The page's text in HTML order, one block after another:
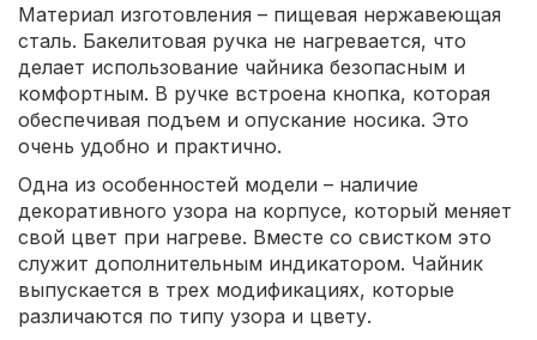
Материал изготовления – пищевая нержавеющая
сталь. Бакелитовая ручка не нагревается, что
делает использование чайника безопасным и
комфортным. В ручке встроена кнопка, которая
обеспечивая подъем и опускание носика. Это
очень удобно и практично.
Одна из особенностей модели – наличие
декоративного узора на корпусе, который меняет
свой цвет при нагреве. Вместе со свистком это
служит дополнительным индикатором. Чайник
выпускается в трех модификациях, которые
различаются по типу узора и цвету.